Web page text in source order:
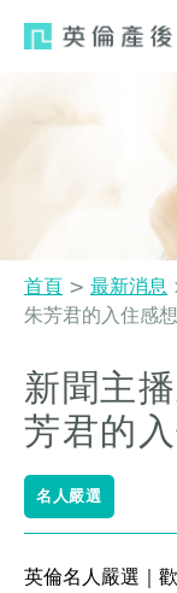
您
在
這
裡
首頁 > 最新消息
朱芳君的入住感想
Back
to
top
新聞主
芳君的
名人嚴選
英倫名人嚴選｜